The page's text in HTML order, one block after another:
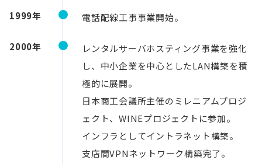
1999年 電話配線工事事業開始。
2000年
レンタルサーバホスティング事業を強化
し、中小企業を中心としたLAN構築を積
極的に展開。
日本商工会議所主催のミレニアムプロジ
ェクト、WINEプロジェクトに参加。
インフラとしてイントラネット構築。
支店間VPNネットワーク構築完了。